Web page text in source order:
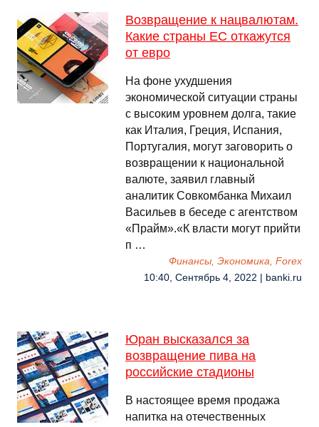
Возвращение к нацвалютам.
Какие страны ЕС откажутся
от евро
На фоне ухудшения
экономической ситуации страны
с высоким уровнем долга, такие
как Италия, Греция, Испания,
Португалия, могут заговорить о
возвращении к национальной
валюте, заявил главный
аналитик Совкомбанка Михаил
Васильев в беседе с агентством
«Прайм».«К власти могут прийти
п …
Финансы, Экономика, Forex
10:40, Сентябрь 4, 2022 | banki.ru
Юран высказался за
возвращение пива на
российские стадионы
В настоящее время продажа
напитка на отечественных